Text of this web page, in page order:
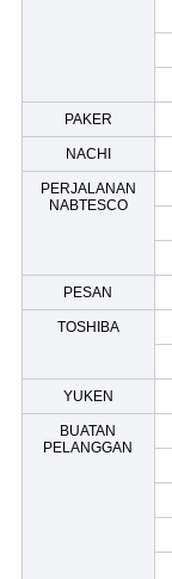
PAKER
NACHI
PERJALANAN
NABTESCO
PESAN
TOSHIBA
YUKEN
BUATAN
PELANGGAN